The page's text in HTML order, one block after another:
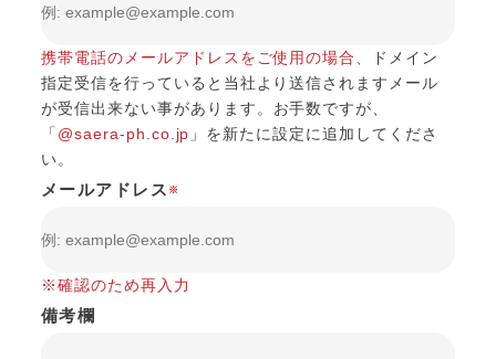
携帯電話のメールアドレスをご使用の場合、
ドメイン
指定受信を行っていると当社より送信されますメール
が受信出来ない事があります。 お手数ですが、
「 @saera-ph.co.jp 」を新たに設定に追加してくださ
い。
メールアドレス ※
※確認のため再入力
備考欄